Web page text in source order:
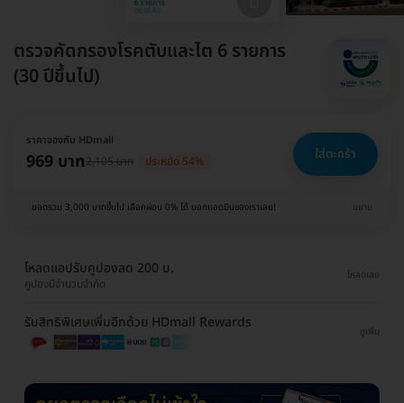
ตรวจคัดกรองโรคตับและไต 6 รายการ
(30 ปีขึ้นไป)
ราคาจองกับ HDmall
969 บาท2,105 บาท ประหยัด 54% ใส่ตะกร้า
ยอดรวม 3,000 บาทขึ้นไป เลือกผ่อน 0% ได้ บอกแอดมินของเราเลย! ขยาย
โหลดแอปรับคูปองลด 200 บ.
คูปองมีจำนวนจำกัด
โหลดเลย
รับสิทธิพิเศษเพิ่มอีกด้วย HDmall Rewards
ดูเพิ่ม